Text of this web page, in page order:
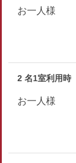
お一人様
2 名1室利用時
お一人様